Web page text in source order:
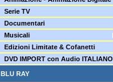
Serie TV
Documentari
Musicali
Edizioni Limitate & Cofanetti
DVD IMPORT con Audio ITALIANO
BLU RAY